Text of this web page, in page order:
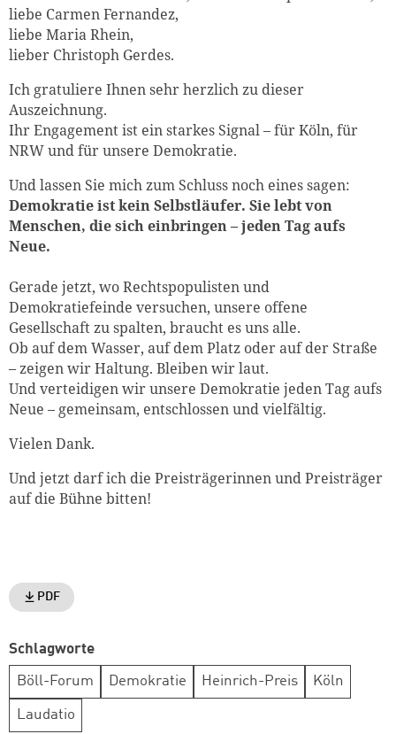
liebe Carmen Fernandez,
liebe Maria Rhein,
lieber Christoph Gerdes.
Ich gratuliere Ihnen sehr herzlich zu dieser
Auszeichnung.
Ihr Engagement ist ein starkes Signal – für Köln, für
NRW und für unsere Demokratie.
Und lassen Sie mich zum Schluss noch eines sagen:
Demokratie ist kein Selbstläufer. Sie lebt von
Menschen, die sich einbringen – jeden Tag aufs
Neue.
Gerade jetzt, wo Rechtspopulisten und
Demokratiefeinde versuchen, unsere offene
Gesellschaft zu spalten, braucht es uns alle.
Ob auf dem Wasser, auf dem Platz oder auf der Straße
– zeigen wir Haltung. Bleiben wir laut.
Und verteidigen wir unsere Demokratie jeden Tag aufs
Neue – gemeinsam, entschlossen und vielfältig.
Vielen Dank.
Und jetzt darf ich die Preisträgerinnen und Preisträger
auf die Bühne bitten!
PDF
Schlagworte
Böll-Forum Demokratie Heinrich-Preis Köln
Laudatio